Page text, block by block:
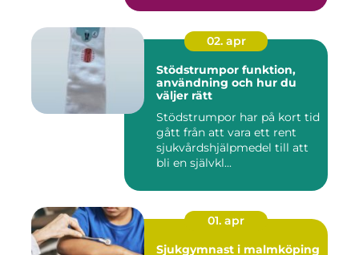
02. apr
Stödstrumpor funktion,
användning och hur du
väljer rätt
Stödstrumpor har på kort tid
gått från att vara ett rent
sjukvårdshjälpmedel till att
bli en självkl...
01. apr
Sjukgymnast i malmköping